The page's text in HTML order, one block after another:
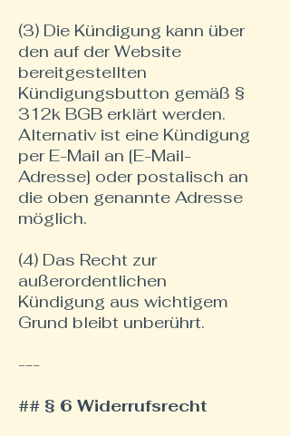
(3) Die Kündigung kann über
den auf der Website
bereitgestellten
Kündigungsbutton gemäß §
312k BGB erklärt werden.
Alternativ ist eine Kündigung
per E-Mail an [E-Mail-
Adresse] oder postalisch an
die oben genannte Adresse
möglich.
(4) Das Recht zur
außerordentlichen
Kündigung aus wichtigem
Grund bleibt unberührt.
---
## § 6 Widerrufsrecht